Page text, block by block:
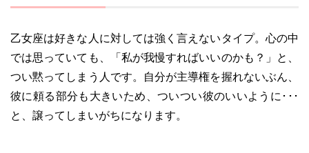
乙女座は好きな人に対しては強く言えないタイプ。心の中
では思っていても、「私が我慢すればいいのかも？」と、
つい黙ってしまう人です。自分が主導権を握れないぶん、
彼に頼る部分も大きいため、ついつい彼のいいように･･･
と、譲ってしまいがちになります。